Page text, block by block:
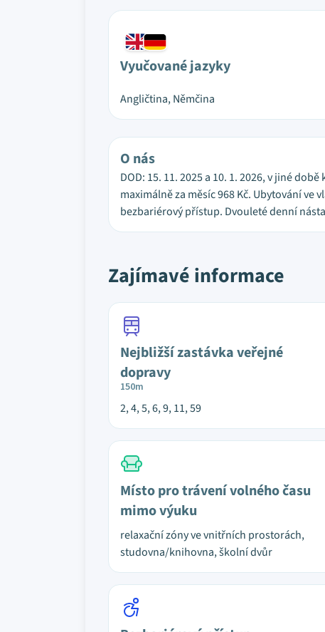
Vyučované jazyky
Angličtina, Němčina
O nás
DOD: 15. 11. 2025 a 10. 1. 2026, v jiné
maximálně za měsíc 968 Kč. Ubytování
bezbariérový přístup. Dvouleté denní
Zajímavé informace
Nejbližší zastávka veřejné
dopravy
150m
2, 4, 5, 6, 9, 11, 59
Místo pro trávení volného času
mimo výuku
relaxační zóny ve vnitřních prostorách,
studovna/knihovna, školní dvůr